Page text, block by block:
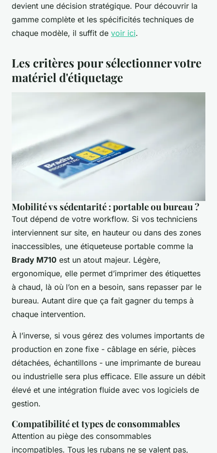
devient une décision stratégique. Pour découvrir la
gamme complète et les spécificités techniques de
chaque modèle, il suffit de voir ici.
Les critères pour sélectionner votre
matériel d'étiquetage
Mobilité vs sédentarité : portable ou bureau ?
Tout dépend de votre workflow. Si vos techniciens
interviennent sur site, en hauteur ou dans des zones
inaccessibles, une étiqueteuse portable comme la
Brady M710 est un atout majeur. Légère,
ergonomique, elle permet d’imprimer des étiquettes
à chaud, là où l’on en a besoin, sans repasser par le
bureau. Autant dire que ça fait gagner du temps à
chaque intervention.
À l’inverse, si vous gérez des volumes importants de
production en zone fixe - câblage en série, pièces
détachées, échantillons - une imprimante de bureau
ou industrielle sera plus efficace. Elle assure un débit
élevé et une intégration fluide avec vos logiciels de
gestion.
Compatibilité et types de consommables
Attention au piège des consommables
incompatibles. Tous les rubans ne se valent pas,